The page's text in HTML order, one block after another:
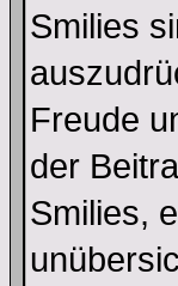
Smilies
Freude
der
Smilies,